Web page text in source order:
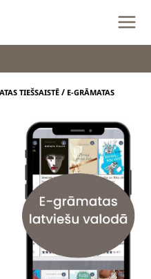
TIEŠSAISTĒ / E-GRĀMATAS